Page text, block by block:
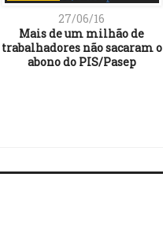
27/06/16
Mais de um milhão de
trabalhadores não sacaram o
abono do PIS/Pasep